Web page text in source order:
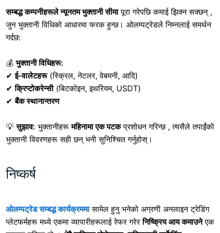
सम्बद्ध कम्पनीहरूले न्यूनतम भुक्तानी सीमापूरा गरेपछि कमाई झिक्न सक्छन् ,
जुन भुक्तानी विधिको आधारमा फरक हुन्छ। ओलम्पट्रेडले निम्नलाई समर्थन
गर्दछ:
💰 भुक्तानी विधिहरू:
✔ई-वालेटहरू(स्क्रिल, नेटलर, वेबमनी, आदि)
✔क्रिप्टोकरेन्सी(बिटकोइन, इथरियम, USDT)
✔बैंक स्थानान्तरण
💡सुझाव: भुक्तानीहरूमहिनामा एक पटकप्रशोधन गरिन्छ , त्यसैले तपाईंको
भुक्तानी विवरणहरू सही छन् भनी सुनिश्चित गर्नुहोस्।
निष्कर्ष
ओलम्पट्रेड सम्बद्ध कार्यक्रममासामेल हुनु भनेको अग्रणी अनलाइन ट्रेडिंग
प्लेटफर्महरू मध्ये एकमा व्यापारीहरूलाई रेफर गरेरनिष्क्रिय आय कमाउनेएक